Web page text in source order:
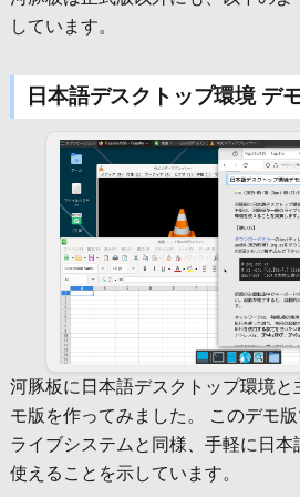
しています。
日本語デスクトップ環境 デ
河豚板に日本語デスクトップ環境
モ版を作ってみました。 このデモ
ライブシステムと同様、手軽に日
使えることを示しています。